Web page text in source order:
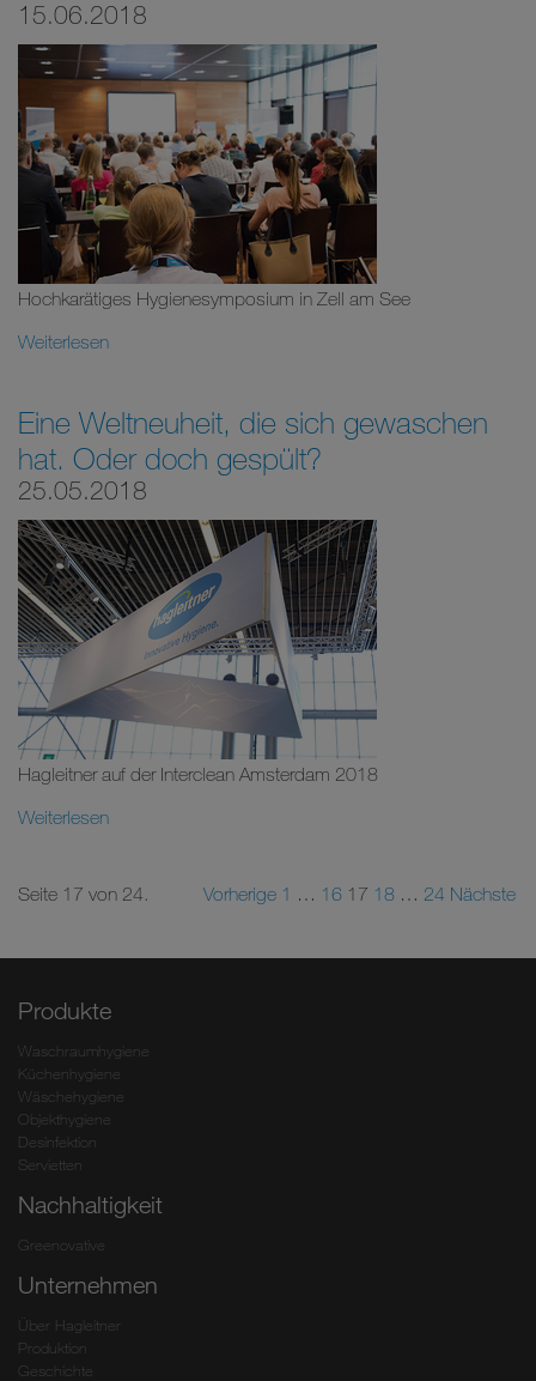
15.06.2018
Hochkarätiges Hygienesymposium in Zell am See
Weiterlesen
Eine Weltneuheit, die sich gewaschen
hat. Oder doch gespült?
25.05.2018
Hagleitner auf der Interclean Amsterdam 2018
Weiterlesen
Seite 17 von 24. Vorherige 1 … 16 17 18 … 24 Nächste
Produkte
Waschraumhygiene
Küchenhygiene
Wäschehygiene
Objekthygiene
Desinfektion
Servietten
Nachhaltigkeit
Greenovative
Unternehmen
Über Hagleitner
Produktion
Geschichte